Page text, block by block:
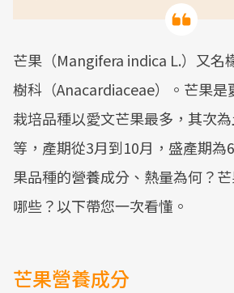
芒果（Mangifera indica L.）又名
樹科（Anacardiaceae）。芒果是
栽培品種以愛文芒果最多，其次
等，產期從3月到10月，盛產期為
果品種的營養成分、熱量為何？
哪些？以下帶您一次看懂。
芒果營養成分